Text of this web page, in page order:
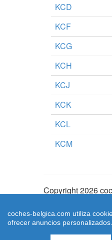
KCD
KCF
KCG
KCH
KCJ
KCK
KCL
KCM
Copyright 2026
coches-belgica.com utiliza
ofrecer anuncios